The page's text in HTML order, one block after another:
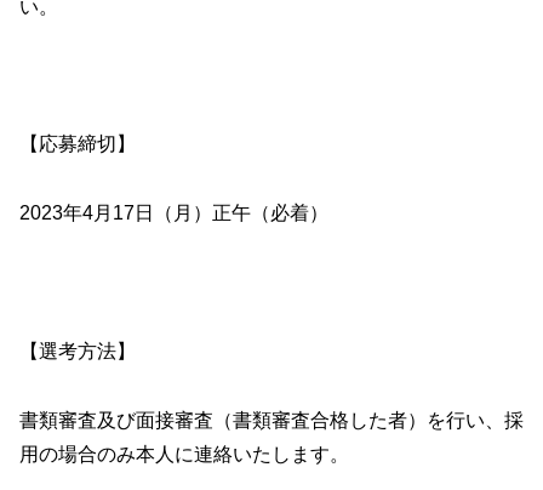
い。
【応募締切】
2023年4月17日（月）正午（必着）
【選考方法】
書類審査及び面接審査（書類審査合格した者）を行い、採
用の場合のみ本人に連絡いたします。